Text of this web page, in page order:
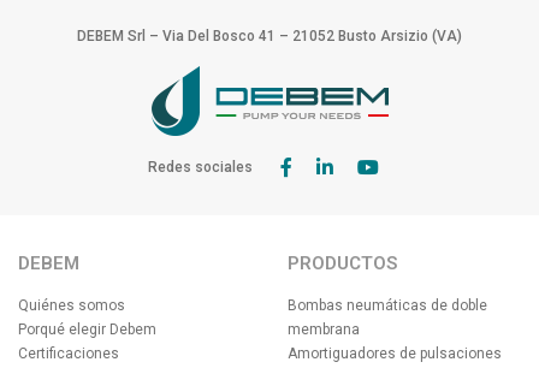
DEBEM Srl – Via Del Bosco 41 – 21052 Busto Arsizio (VA)
Redes sociales
DEBEM
Quiénes somos
Porqué elegir Debem
Certificaciones
PRODUCTOS
Bombas neumáticas de doble
membrana
Amortiguadores de pulsaciones